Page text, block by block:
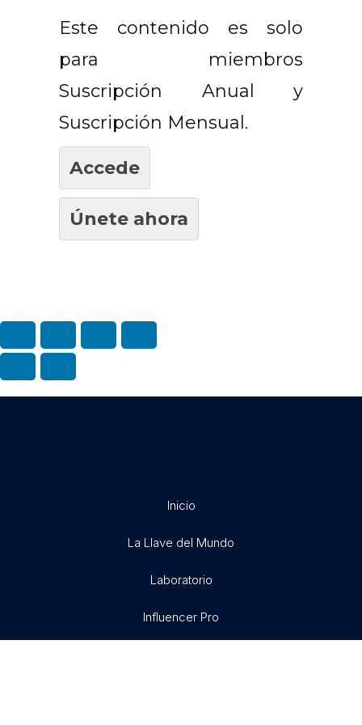
Este contenido es solo
para miembros
Suscripción Anual y
Suscripción Mensual.
Accede
Únete ahora
Inicio
La Llave del Mundo
Laboratorio
Influencer Pro